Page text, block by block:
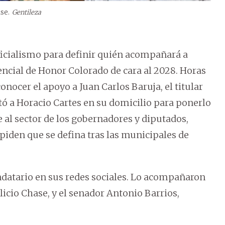
Gentileza
para definir quién acompañará a
de Honor Colorado de cara al 2028. Horas
el apoyo a Juan Carlos Baruja, el titular
a Horacio Cartes en su domicilio para ponerlo
sector de los gobernadores y diputados,
que se defina tras las municipales de
en sus redes sociales. Lo acompañaron
Chase, y el senador Antonio Barrios,